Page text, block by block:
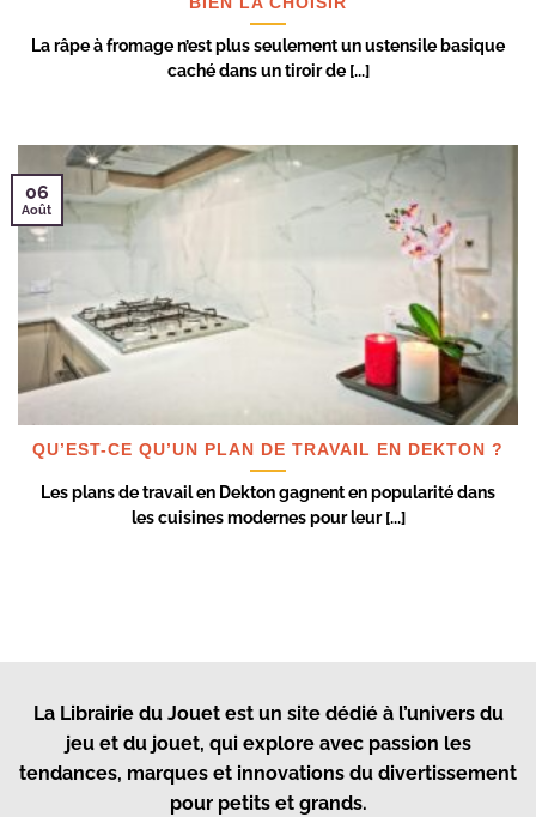
La râpe à fromage n’est plus seulement un ustensile basique
caché dans un tiroir de [...]
QU’EST-CE QU’UN PLAN DE TRAVAIL EN DEKTON ?
Les plans de travail en Dekton gagnent en popularité dans
les cuisines modernes pour leur [...]
06
Août
La Librairie du Jouetest un site dédié à l’univers du
jeu et du jouet, qui explore avec passion les
tendances, marques et innovations du divertissement
pour petits et grands.